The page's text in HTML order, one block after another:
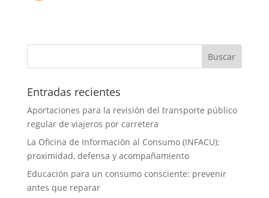
Entradas recientes
Aportaciones para la revisión del transporte público
regular de viajeros por carretera
La Oficina de Información al Consumo (INFACU):
proximidad, defensa y acompañamiento
Educación para un consumo consciente: prevenir
antes que reparar